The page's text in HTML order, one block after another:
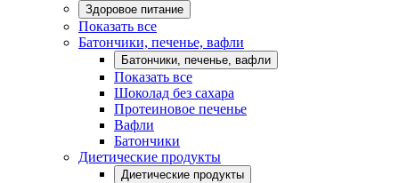
Здоровое питание
Показать все
Батончики, печенье, вафли
Батончики, печенье, вафли
Показать все
Шоколад без сахара
Протеиновое печенье
Вафли
Батончики
Диетические продукты
Диетические продукты